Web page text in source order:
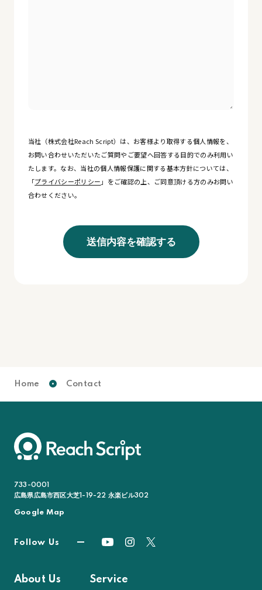
当社（株式会社Reach Script）は、お客様より取得する個人情報を、
お問い合わせいただいたご質問やご要望へ回答する目的でのみ利用い
たします。なお、当社の個人情報保護に関する基本方針については、
「プライバシーポリシー 」をご確認の上、ご同意頂ける方のみお問い
合わせください。
送信内容を確認する
Home Contact
733-0001
広島県広島市西区大芝1-19-22 永楽ビル302
Google Map
Follow Us
About Us Service